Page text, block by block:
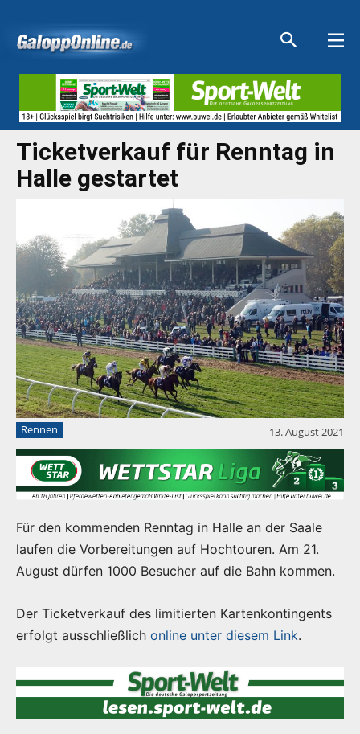
Ticketverkauf für Renntag in
Halle gestartet
Rennen 13. August 2021
Für den kommenden Renntag in Halle an der Saale
laufen die Vorbereitungen auf Hochtouren. Am 21.
August dürfen 1000 Besucher auf die Bahn kommen.
Der Ticketverkauf des limitierten Kartenkontingents
erfolgt ausschließlich online unter diesem Link.